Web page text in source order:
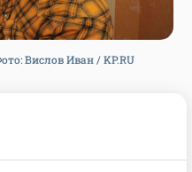
Вислов Иван / KP.RU